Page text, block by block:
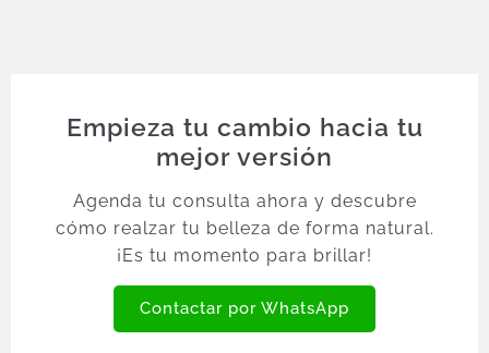
Empieza tu cambio hacia tu
mejor versión
Agenda tu consulta ahora y descubre
cómo realzar tu belleza de forma natural.
¡Es tu momento para brillar!
Contactar por WhatsApp